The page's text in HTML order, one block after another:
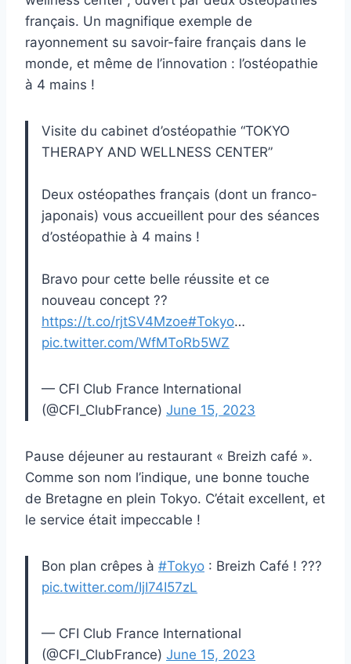
français. Un magnifique exemple de
rayonnement su savoir-faire français dans le
monde, et même de l’innovation : l’ostéopathie
à 4 mains !
Visite du cabinet d’ostéopathie “TOKYO
THERAPY AND WELLNESS CENTER”
Deux ostéopathes français (dont un franco-
japonais) vous accueillent pour des séances
d’ostéopathie à 4 mains !
Bravo pour cette belle réussite et ce
nouveau concept ??
https://t.co/rjtSV4Mzoe#Tokyo…
pic.twitter.com/WfMToRb5WZ
— CFI Club France International
(@CFI_ClubFrance) June 15, 2023
Pause déjeuner au restaurant « Breizh café ».
Comme son nom l’indique, une bonne touche
de Bretagne en plein Tokyo. C’était excellent, et
le service était impeccable !
Bon plan crêpes à #Tokyo : Breizh Café ! ???
pic.twitter.com/IjI74I57zL
— CFI Club France International
(@CFI_ClubFrance) June 15, 2023